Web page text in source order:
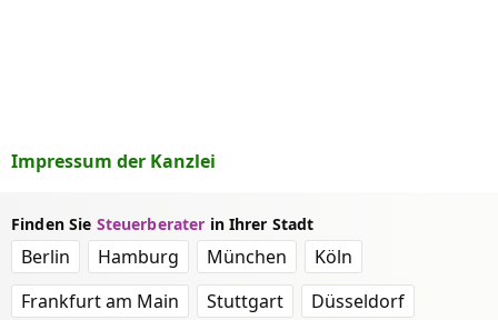
Impressum der Kanzlei
Finden Sie Steuerberater in Ihrer Stadt
Berlin Hamburg München
Köln
Frankfurt am Main
Stuttgart
Düsseldorf